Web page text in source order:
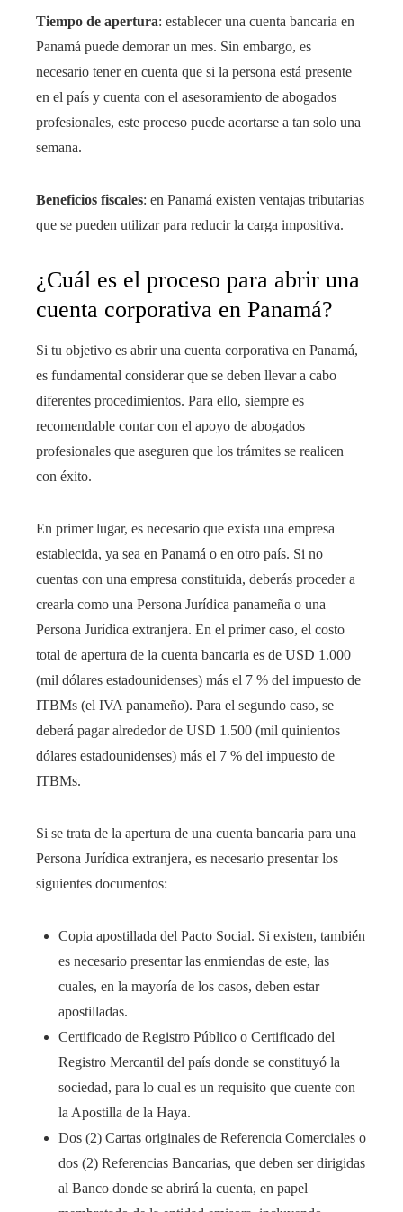
Tiempo de apertura: establecer una cuenta bancaria en
Panamá puede demorar un mes. Sin embargo, es
necesario tener en cuenta que si la persona está presente
en el país y cuenta con el asesoramiento de abogados
profesionales, este proceso puede acortarse a tan solo una
semana.
Beneficios fiscales: en Panamá existen ventajas tributarias
que se pueden utilizar para reducir la carga impositiva.
¿Cuál es el proceso para abrir una
cuenta corporativa en Panamá?
Si tu objetivo es abrir una cuenta corporativa en Panamá,
es fundamental considerar que se deben llevar a cabo
diferentes procedimientos. Para ello, siempre es
recomendable contar con el apoyo de abogados
profesionales que aseguren que los trámites se realicen
con éxito.
En primer lugar, es necesario que exista una empresa
establecida, ya sea en Panamá o en otro país. Si no
cuentas con una empresa constituida, deberás proceder a
crearla como una Persona Jurídica panameña o una
Persona Jurídica extranjera. En el primer caso, el costo
total de apertura de la cuenta bancaria es de USD 1.000
(mil dólares estadounidenses) más el 7 % del impuesto de
ITBMs (el IVA panameño). Para el segundo caso, se
deberá pagar alrededor de USD 1.500 (mil quinientos
dólares estadounidenses) más el 7 % del impuesto de
ITBMs.
Si se trata de la apertura de una cuenta bancaria para una
Persona Jurídica extranjera, es necesario presentar los
siguientes documentos:
Copia apostillada del Pacto Social. Si existen, también
es necesario presentar las enmiendas de este, las
cuales, en la mayoría de los casos, deben estar
apostilladas.
Certificado de Registro Público o Certificado del
Registro Mercantil del país donde se constituyó la
sociedad, para lo cual es un requisito que cuente con
la Apostilla de la Haya.
Dos (2) Cartas originales de Referencia Comerciales o
dos (2) Referencias Bancarias, que deben ser dirigidas
al Banco donde se abrirá la cuenta, en papel